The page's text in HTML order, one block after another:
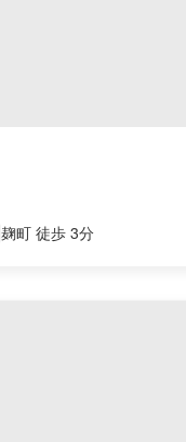
麹町 徒歩 3分